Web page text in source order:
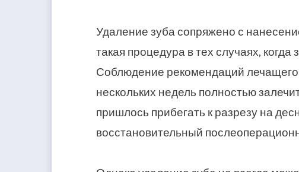
Удаление зуба сопряжено с
такая процедура в тех случаях,
Соблюдение рекомендаций лечащего
нескольких недель полностью
пришлось прибегать к разрезу на
восстановительный